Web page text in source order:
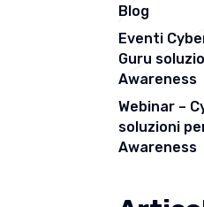
Blog
Eventi
Guru
Awareness
Webinar –
soluzioni
Awareness